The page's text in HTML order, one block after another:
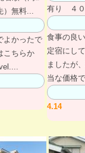
）無料...
よかったで
こちらか
有り ４
食事の良
定宿にし
ましたが
当な価格
4.14